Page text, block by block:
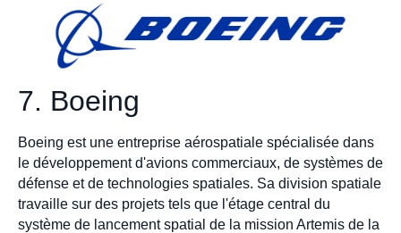
7. Boeing
Boeing est une entreprise aérospatiale spécialisée dans
le développement d'avions commerciaux, de systèmes de
défense et de technologies spatiales. Sa division spatiale
travaille sur des projets tels que l'étage central du
système de lancement spatial de la mission Artemis de la